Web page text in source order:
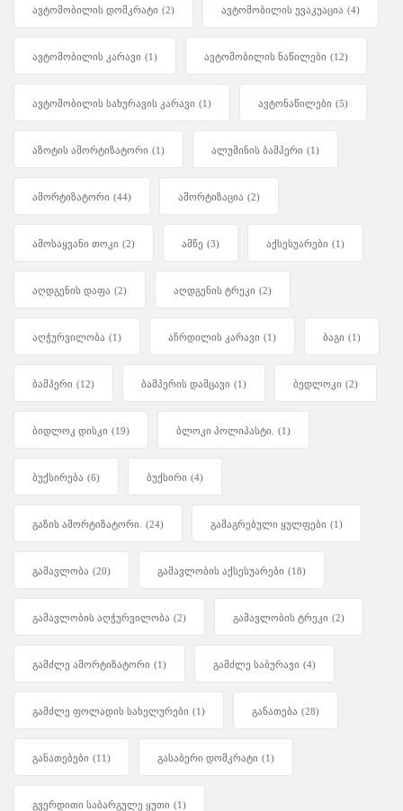
ავტომობილის დომკრატი (2) ავტომობილის ევაკუაცია (4)
ავტომობილის კარავი (1) ავტომობილის ნაწილები (12)
ავტომობილის სახურავის კარავი (1) ავტონაწილები (5)
აზოტის ამორტიზატორი (1) ალუმინის ბამპერი (1)
ამორტიზატორი (44) ამორტიზაცია (2)
ამოსაყვანი თოკი (2) ამწე (3) აქსესუარები (1)
აღდგენის დაფა (2) აღდგენის ტრეკი (2)
აღჭურვილობა (1) აჩრდილის კარავი (1) ბაგი (1)
ბამპერი (12) ბამპერის დამცავი (1) ბედლოკი (2)
ბიდლოკ დისკი (19) ბლოკი პოლიპასტი. (1)
ბუქსირება (6) ბუქსირი (4)
გაზის ამორტიზატორი. (24) გამაგრებული ყულფები (1)
გამავლობა (20) გამავლობის აქსესუარები (18)
გამავლობის აღჭურვილობა (2) გამავლობის ტრეკი (2)
გამძლე ამორტიზატორი (1) გამძლე საბურავი (4)
გამძლე ფოლადის სახელურები (1) განათება (28)
განათებები (11) გასაბერი დომკრატი (1)
გვერდითი საბარგულე ყუთი (1)